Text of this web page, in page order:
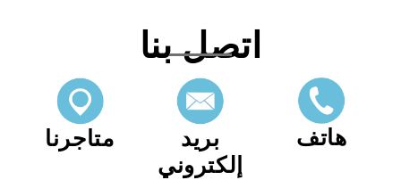
اتصل بنا
هاتف
بريد
إلكتروني
متاجرنا